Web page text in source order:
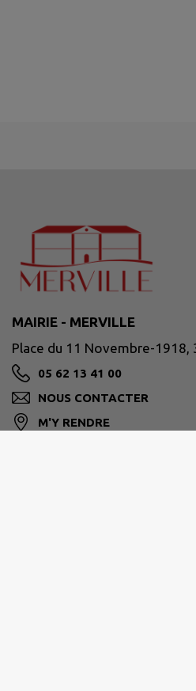
MAIRIE - MERVILLE
Place du 11 Novembre-1918,
05 62 13 41 00
NOUS CONTACTER
M'Y RENDRE